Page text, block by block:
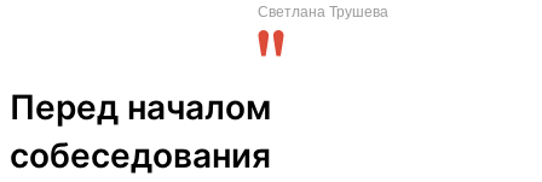
Светлана Трушева
Перед началом
собеседования